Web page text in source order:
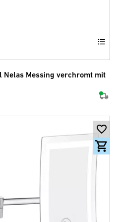
Nelas Messing verchromt mit